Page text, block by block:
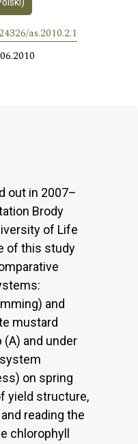
as.2010.2.1
out in 2007–
Brody
of Life
of this study
and
mustard
and under
on spring
yield structure,
reading the
chlorophyll